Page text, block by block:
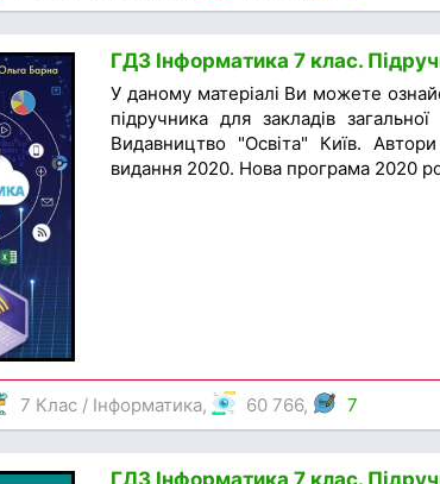
ГДЗ Інформатика 7 клас.
У даному матеріалі Ви можете
підручника для закладів
Видавництво "Освіта" Київ.
видання 2020. Нова програма 2020
7 Клас / Інформатика, 60 766, 7
ГДЗ Інформатика 7 клас.